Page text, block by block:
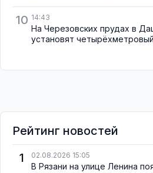
10 14:43
На Черезовских прудах в
установят
Рейтинг новостей
1
02.08.2026 15:05
В Рязани на улице Ленина